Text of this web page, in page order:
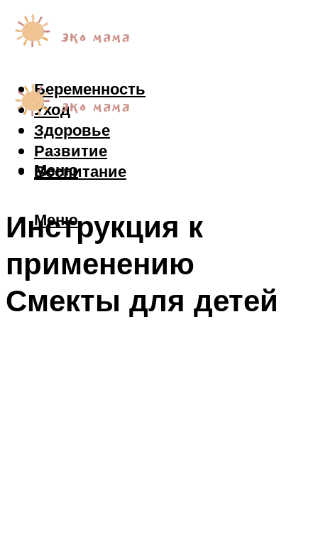
Беременность
Уход
Здоровье
Развитие
Воспитание
Меню
Меню
Инструкция к
применению
Смекты для детей